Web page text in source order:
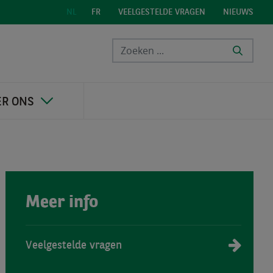
NL FR VEELGESTELDE VRAGEN NIEUWS
ONS
Meer info
Veelgestelde vragen